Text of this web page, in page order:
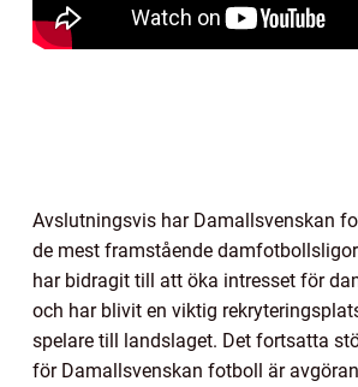
Avslutningsvis har Damallsvenskan
de mest framstående
har bidragit till att öka intresset för
och har blivit en viktig
spelare till landslaget. Det fortsatta
för Damallsvenskan fotboll är